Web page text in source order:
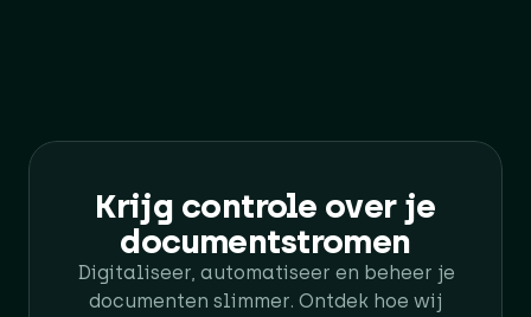
Krijg controle over je
documentstromen
Digitaliseer, automatiseer en beheer je
documenten slimmer. Ontdek hoe wij